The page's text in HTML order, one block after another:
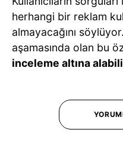
herhangi bir reklam
almayacağını
aşamasında olan bu
inceleme altına